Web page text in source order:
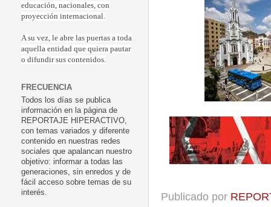
Publicado por
educación, nacionales, con
proyección internacional.
A su vez, le abre las puertas a toda
aquella entidad que quiera pautar
o difundir sus contenidos.
FRECUENCIA
Todos los días se publica
información en la página de
REPORTAJE HIPERACTIVO,
con temas variados y diferente
contenido en nuestras redes
sociales que apalancan nuestro
objetivo: informar a todas las
generaciones, sin enredos y de
fácil acceso sobre temas de su
interés.